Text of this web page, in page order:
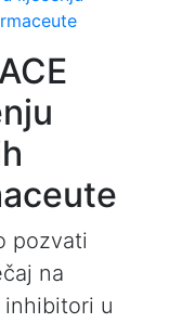
pozvati
na
u